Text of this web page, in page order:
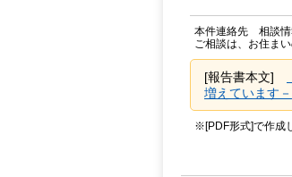
本件連絡先 相談情
ご相談は、お住ま
[報告書本文]
増えています
※[PDF形式]で作成